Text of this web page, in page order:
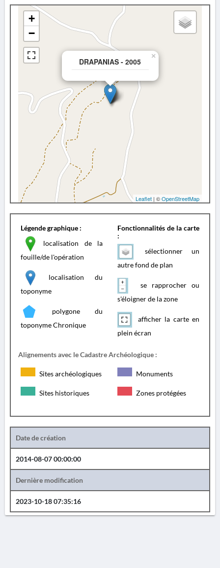
DRAPANIAS - 2005
×
+
−
Leaflet | ©OpenStreetMap
Légende graphique :
localisation de la
fouille/de l'opération
localisation du
toponyme
polygone du
toponyme Chronique
Fonctionnalités de la carte
:
sélectionner un
autre fond de plan
se rapprocher ou
s'éloigner de la zone
afficher la carte en
plein écran
Alignements avec le Cadastre Archéologique :
Sites archéologiques Monuments
Sites historiques Zones protégées
Date de création
2014-08-07 00:00:00
Dernière modification
2023-10-18 07:35:16